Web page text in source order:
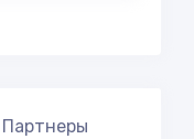
Партнеры